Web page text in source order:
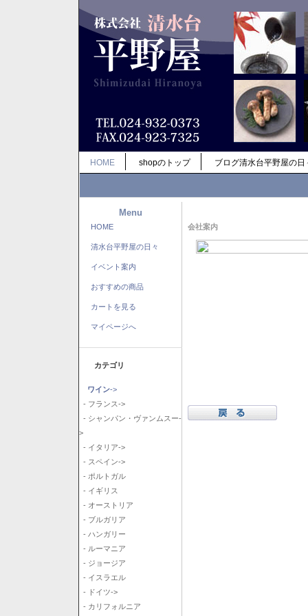
HOME shopのトップ ブログ清水台平野屋の日
Menu
HOME
清水台平野屋の日々
イベント案内
おすすめの商品
カートを見る
マイページへ
カテゴリ
ワイン->
- フランス->
- シャンパン・ヴァンムスー-
>
- イタリア->
- スペイン->
- ポルトガル
- イギリス
- オーストリア
- ブルガリア
- ハンガリー
- ルーマニア
- ジョージア
- イスラエル
- ドイツ->
- カリフォルニア
会社案内